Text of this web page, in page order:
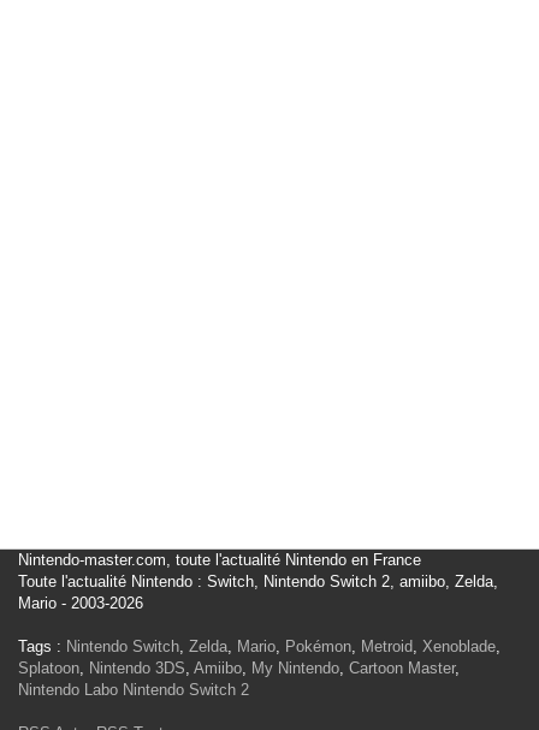
Nintendo-master.com, toute l'actualité Nintendo en France
Toute l'actualité Nintendo : Switch, Nintendo Switch 2, amiibo, Zelda,
Mario - 2003-2026
Tags : Nintendo Switch, Zelda, Mario, Pokémon, Metroid, Xenoblade,
Splatoon, Nintendo 3DS, Amiibo, My Nintendo, Cartoon Master,
Nintendo Labo Nintendo Switch 2